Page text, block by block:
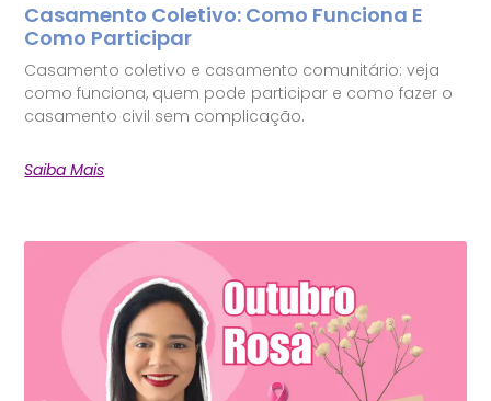
Casamento Coletivo: Como Funciona E
Como Participar
Casamento coletivo e casamento comunitário: veja
como funciona, quem pode participar e como fazer o
casamento civil sem complicação.
Saiba Mais